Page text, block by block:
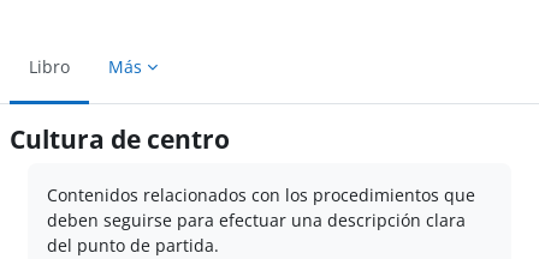
Libro Más
Cultura de centro
Contenidos relacionados con los procedimientos que
deben seguirse para efectuar una descripción clara
del punto de partida.